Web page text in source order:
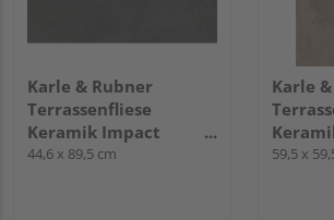
Karle & Rubner
Terrassenfliese
Keramik Impact
graphit glatt
44,6 x 89,5 cm
Karle
glatt
59,5 x